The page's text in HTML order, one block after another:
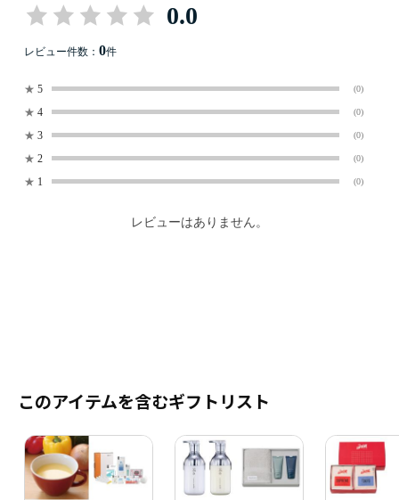
0.0
レビュー件数： 0件
★ 5 (0)
★ 4 (0)
★ 3 (0)
★ 2 (0)
★ 1 (0)
レビューはありません。
このアイテムを含むギフトリスト